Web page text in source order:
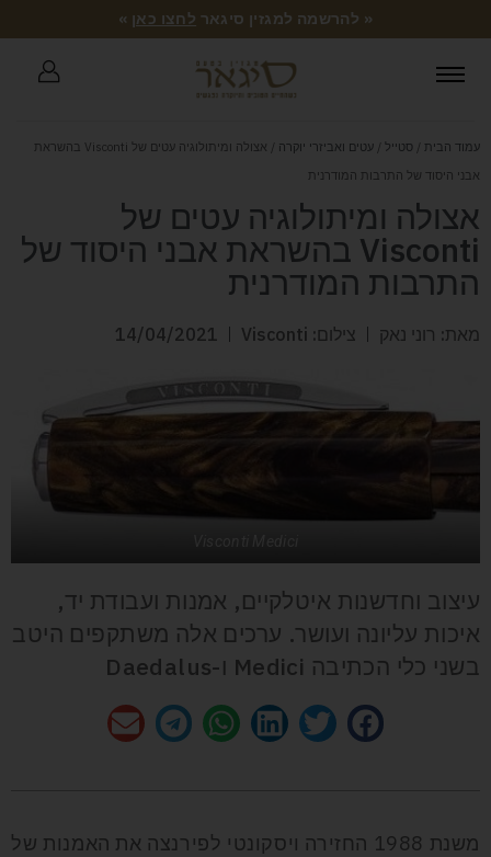
« להרשמה למגזין סיגאר לחצו כאן »
עמוד הבית / סטייל / עטים ואביזרי יוקרה
/ אצולה ומיתולוגיה עטים של Visconti בהשראת
אבני היסוד של התרבות המודרנית
אצולה ומיתולוגיה עטים של
Visconti בהשראת אבני היסוד של
התרבות המודרנית
מאת: רוני נאק צילום: Visconti 14/04/2021
עיצוב וחדשנות איטלקיים, אמנות ועבודת יד,
איכות עליונה ועושר. ערכים אלה משתקפים היטב
בשני כלי הכתיבה Medici ו-Daedalus
משנת 1988 החזירה ויסקונטי לפירנצה את האמנות של